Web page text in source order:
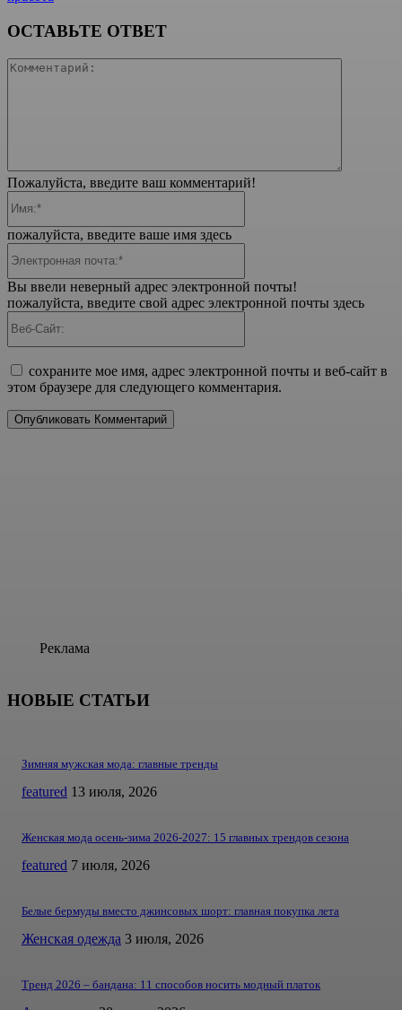
ОСТАВЬТЕ ОТВЕТ
Пожалуйста, введите ваш комментарий!
пожалуйста, введите ваше имя здесь
Вы ввели неверный адрес электронной почты!
пожалуйста, введите свой адрес электронной почты здесь
сохраните мое имя, адрес электронной почты и веб-сайт в
этом браузере для следующего комментария.
Реклама
НОВЫЕ СТАТЬИ
Зимняя мужская мода: главные тренды
featured 13 июля, 2026
Женская мода осень-зима 2026-2027: 15 главных трендов сезона
featured 7 июля, 2026
Белые бермуды вместо джинсовых шорт: главная покупка лета
Женская одежда 3 июля, 2026
Тренд 2026 – бандана: 11 способов носить модный платок